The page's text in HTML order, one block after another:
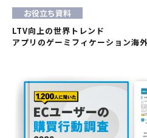
お役立ち資料
LTV向上の世界トレンド
アプリのゲーミフィケーション海